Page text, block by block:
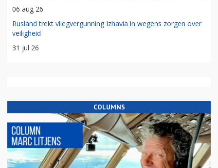
06 aug 26
Rusland trekt vliegvergunning Izhavia in wegens zorgen over
veiligheid
31 jul 26
COLUMNS